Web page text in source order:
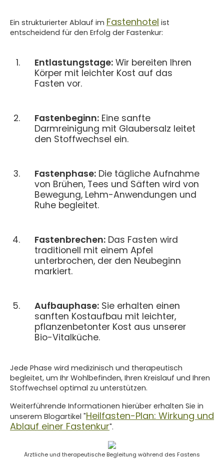
Ein strukturierter Ablauf im Fastenhotel ist
entscheidend für den Erfolg der Fastenkur:
Entlastungstage: Wir bereiten Ihren
Körper mit leichter Kost auf das
Fasten vor.
Fastenbeginn: Eine sanfte
Darmreinigung mit Glaubersalz leitet
den Stoffwechsel ein.
Fastenphase: Die tägliche Aufnahme
von Brühen, Tees und Säften wird von
Bewegung, Lehm-Anwendungen und
Ruhe begleitet.
Fastenbrechen: Das Fasten wird
traditionell mit einem Apfel
unterbrochen, der den Neubeginn
markiert.
Aufbauphase: Sie erhalten einen
sanften Kostaufbau mit leichter,
pflanzenbetonter Kost aus unserer
Bio-Vitalküche.
Jede Phase wird medizinisch und therapeutisch
begleitet, um Ihr Wohlbefinden, Ihren Kreislauf und Ihren
Stoffwechsel optimal zu unterstützen.
Weiterführende Informationen hierüber erhalten Sie in
unserem Blogartikel "Heilfasten-Plan: Wirkung und
Ablauf einer Fastenkur".
Ärztliche und therapeutische Begleitung während des Fastens